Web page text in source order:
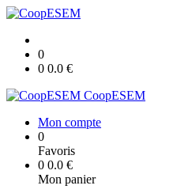
0
0 0.0 €
CoopESEM
Mon compte
0
Favoris
0 0.0 €
Mon panier